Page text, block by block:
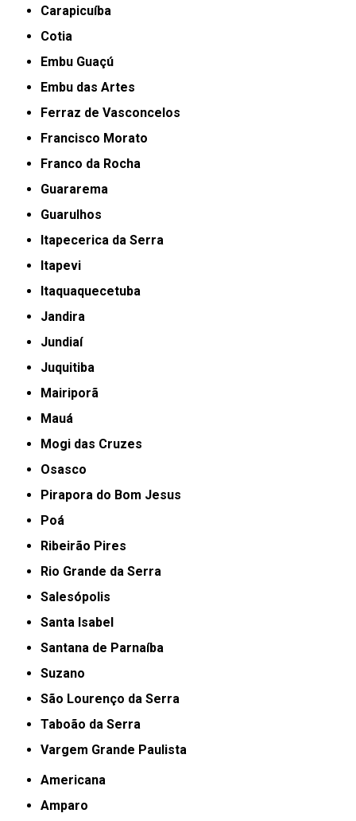
Carapicuíba
Cotia
Embu Guaçú
Embu das Artes
Ferraz de Vasconcelos
Francisco Morato
Franco da Rocha
Guararema
Guarulhos
Itapecerica da Serra
Itapevi
Itaquaquecetuba
Jandira
Jundiaí
Juquitiba
Mairiporã
Mauá
Mogi das Cruzes
Osasco
Pirapora do Bom Jesus
Poá
Ribeirão Pires
Rio Grande da Serra
Salesópolis
Santa Isabel
Santana de Parnaíba
Suzano
São Lourenço da Serra
Taboão da Serra
Vargem Grande Paulista
Americana
Amparo